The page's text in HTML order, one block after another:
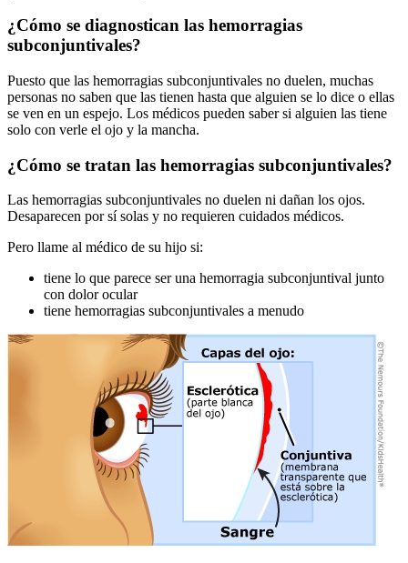
¿Cómo se diagnostican las hemorragias
subconjuntivales?
Puesto que las hemorragias subconjuntivales no duelen, muchas
personas no saben que las tienen hasta que alguien se lo dice o ellas
se ven en un espejo. Los médicos pueden saber si alguien las tiene
solo con verle el ojo y la mancha.
¿Cómo se tratan las hemorragias subconjuntivales?
Las hemorragias subconjuntivales no duelen ni dañan los ojos.
Desaparecen por sí solas y no requieren cuidados médicos.
Pero llame al médico de su hijo si:
tiene lo que parece ser una hemorragia subconjuntival junto
con dolor ocular
tiene hemorragias subconjuntivales a menudo